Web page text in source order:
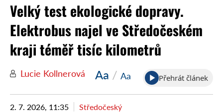
Velký test ekologické dopravy.
Elektrobus najel ve Středočeském
kraji téměř tisíc kilometrů
Lucie Kollnerová Aa / Aa Přehrát článek
2. 7. 2026, 11:35 Středočeský